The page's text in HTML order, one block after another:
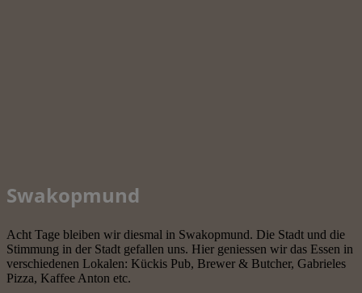
Swakopmund
Acht Tage bleiben wir diesmal in Swakopmund. Die Stadt und die
Stimmung in der Stadt gefallen uns. Hier geniessen wir das Essen in
verschiedenen Lokalen: Kückis Pub, Brewer & Butcher, Gabrieles
Pizza, Kaffee Anton etc.